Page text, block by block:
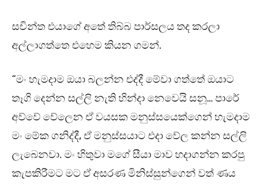
සචින්ත එයාගේ අතේ තිබ්බ පාර්සලය තද කරලා
අල්ලාගත්තෙ එහෙම කියන ගමන්.
“මං හැමදාම ඔයා බලන්න එද්දී මේවා ගත්තේ ඔයාට
තෑගි දෙන්න සල්ලි නැති හින්දා නෙවෙයි සනූ… පාරේ
අව්වේ වේලෙන ඒ වයසක මනුස්සයෙක්ගෙන් හැමදාම
මං මේක ගනිද්දී, ඒ මනුස්සයාට එදා වේල කන්න සල්ලි
ලැබෙනවා. මං හිතුවා මගේ සීයා මාව හදාගන්න කරපු
කැපකිරීමට මට ඒ අසරණ මිනිස්සුන්ගෙන් වත් ණය